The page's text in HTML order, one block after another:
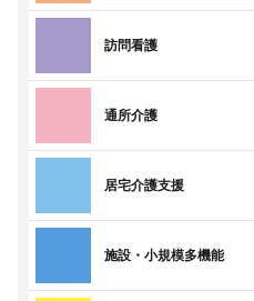
訪問看護
通所介護
居宅介護支援
施設・小規模多機能